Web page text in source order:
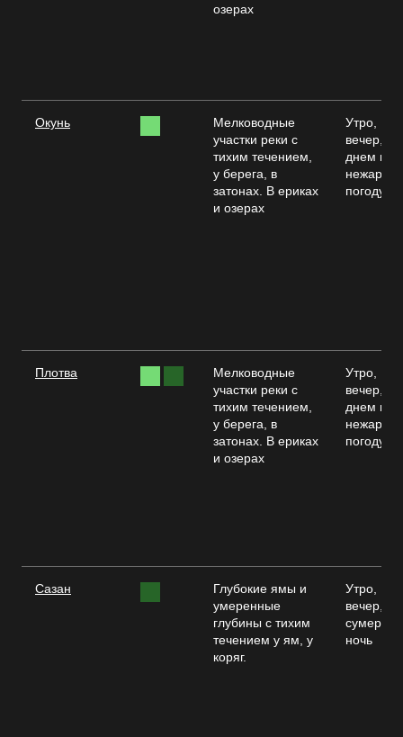
озерах
Окунь
Мелководные
участки реки с
тихим течением,
у берега, в
затонах. В ериках
и озерах
Утро,
вечер,
днем в
погоду
Плотва
Мелководные
участки реки с
тихим течением,
у берега, в
затонах. В ериках
и озерах
Утро,
вечер,
днем в
погоду
Сазан
Глубокие ямы и
умеренные
глубины с тихим
течением у ям, у
коряг.
Утро,
вечер,
сумерки,
ночь